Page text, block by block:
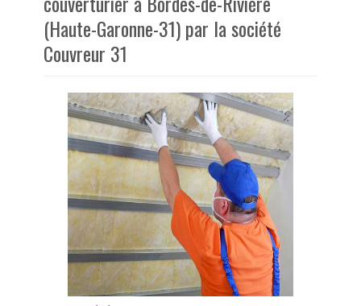
(Haute-Garonne-31) par la société
Couvreur 31